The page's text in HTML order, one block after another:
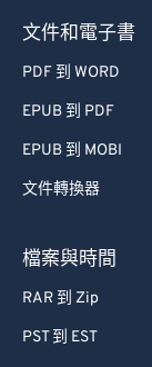
文件和電子書
PDF 到 WORD
EPUB 到 PDF
EPUB 到 MOBI
文件轉換器
檔案與時間
RAR 到 Zip
PST 到 EST